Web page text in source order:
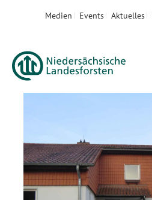
Medien Events Aktuelles